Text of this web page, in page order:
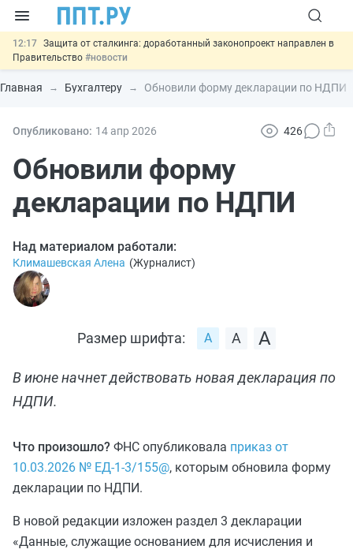
12:17 Защита от сталкинга: доработанный законопроект направлен в
Правительство #новости
11:23 Минпромторг предлагает новые формы сертификата и
декларации о соответствии
#новости
00:01
6 августа: важные документы, вступающие в силу сегодня
05.08
Подписан закон об упрощении госзакупок по 44-ФЗ
#новости
Главная Бухгалтеру Обновили форму декларации по НДПИ
Опубликовано: 14 апр 2026 426
Обновили форму
декларации по НДПИ
Над материалом работали:
Климашевская Алена (Журналист)
Размер шрифта:
В июне начнет действовать новая декларация по
НДПИ.
Что произошло? ФНС опубликовала приказ от
10.03.2026 № ЕД-1-3/155@, которым обновила форму
декларации по НДПИ.
В новой редакции изложен раздел 3 декларации
«Данные, служащие основанием для исчисления и